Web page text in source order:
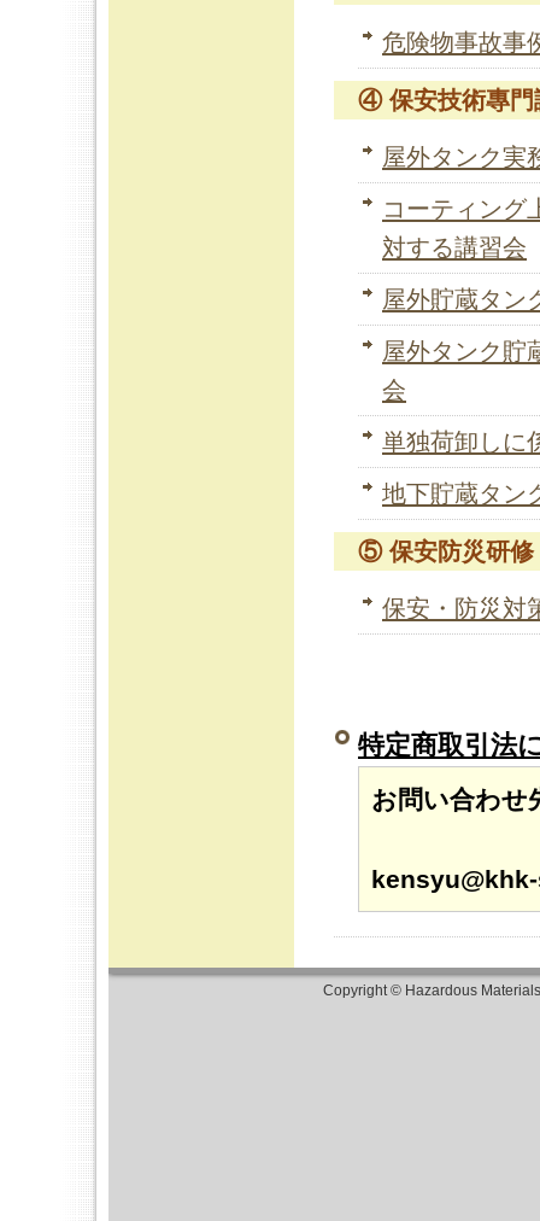
危険物事故事
④ 保安技術專門
屋外タンク実
コーティング
対する講習会
屋外貯蔵タン
屋外タンク貯
会
単独荷卸しに
地下貯蔵タ
⑤ 保安防災研修
保安・防災対
特定商取引法
お問い合わせ
Copyright © Hazardous